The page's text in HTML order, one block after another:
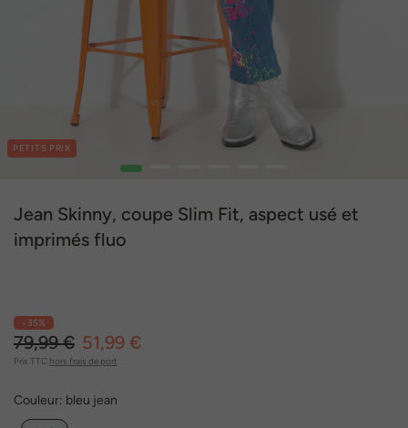
PETITS PRIX
1
Jean Skinny, coupe Slim Fit, aspect usé et
imprimés fluo
- 35%
79,99 € 51,99 €
Prix TTC hors frais de port
Couleur: bleu jean